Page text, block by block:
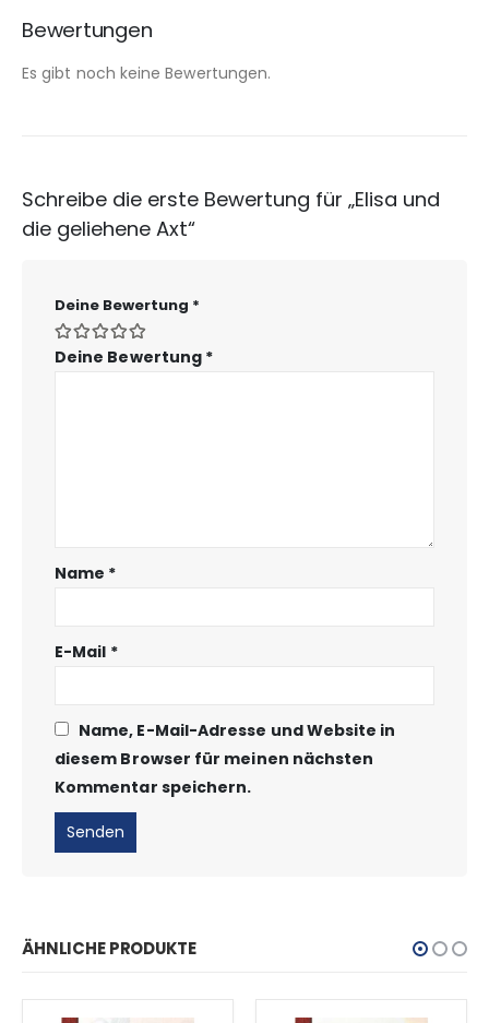
Bewertungen
Es gibt noch keine Bewertungen.
Schreibe die erste Bewertung für „Elisa und
die geliehene Axt“
Deine Bewertung *
Deine Bewertung *
Name *
E-Mail *
Name, E-Mail-Adresse und Website in
diesem Browser für meinen nächsten
Kommentar speichern.
ÄHNLICHE PRODUKTE